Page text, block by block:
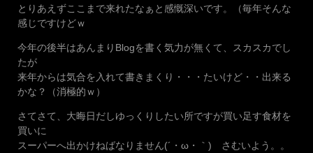
とりあえずここまで来れたなぁと感慨深いです。（毎年そんな
感じですけどｗ
今年の後半はあんまりBlogを書く気力が無くて、スカスカでし
たが
来年からは気合を入れて書きまくり・・・たいけど・・出来る
かな？（消極的ｗ）
さてさて、大晦日だしゆっくりしたい所ですが買い足す食材を
買いに
スーパーへ出かけねばなりません(´・ω・｀) さむいよう。。